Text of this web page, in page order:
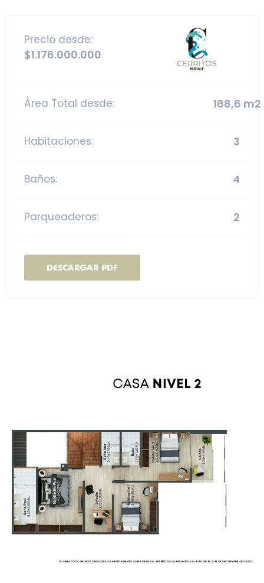
Precio desde:
$1.176.000.000
Área Total desde: 168,6 m2
Habitaciones: 3
Baños: 4
Parqueaderos: 2
DESCARGAR PDF